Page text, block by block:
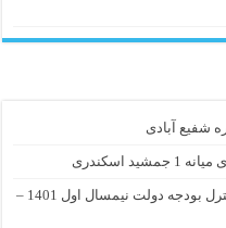
اسکندری
دانلود رایگان نمونه سوال اصول تنظیم و کنترل بودجه دولت نیمسال اول 1401 –